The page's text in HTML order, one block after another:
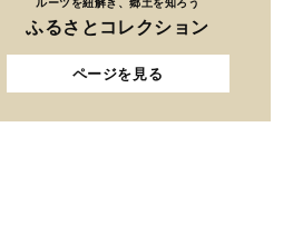
ルーツを紐解き、郷土を知ろう
ふるさとコレクション
ページを見る